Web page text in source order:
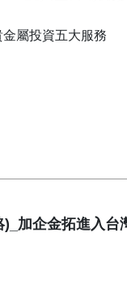
屬投資五大服務
)_加企金拓進入